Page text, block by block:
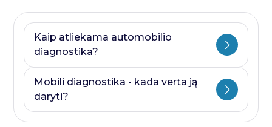
Kaip atliekama automobilio
diagnostika?
Ji visada prasideda nuo kompiuterines
diagnostikos ir baigiasi papildomais
Mobili diagnostika - kada verta ją
daryti?